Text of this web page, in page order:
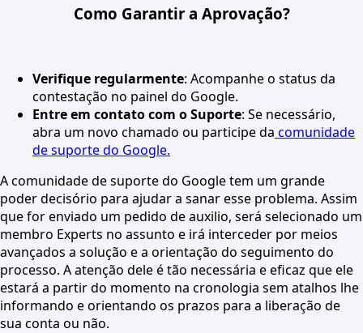
Como Garantir a Aprovação?
Verifique regularmente: Acompanhe o status da
contestação no painel do Google.
Entre em contato com o Suporte: Se necessário,
abra um novo chamado ou participe da comunidade
de suporte do Google.
A comunidade de suporte do Google tem um grande
poder decisório para ajudar a sanar esse problema. Assim
que for enviado um pedido de auxilio, será selecionado um
membro Experts no assunto e irá interceder por meios
avançados a solução e a orientação do seguimento do
processo. A atenção dele é tão necessária e eficaz que ele
estará a partir do momento na cronologia sem atalhos lhe
informando e orientando os prazos para a liberação de
sua conta ou não.